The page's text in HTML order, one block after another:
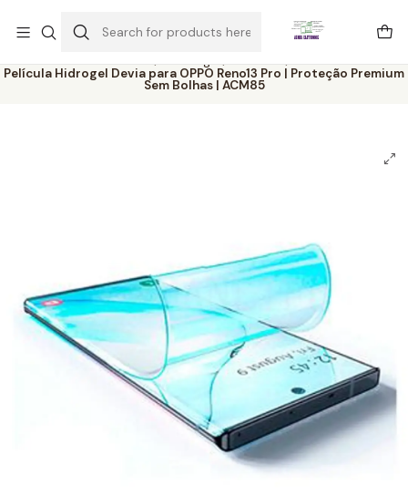
Home Catálogo
Películas
Película Hidrogel Devia para OPPO Reno13 Pro | Proteção Premium
Sem Bolhas | ACM85